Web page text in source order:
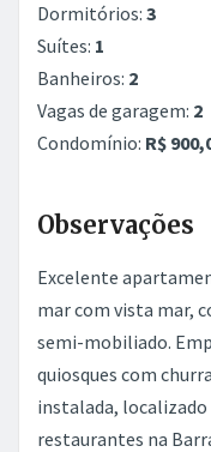
Dormitórios: 3
Suítes: 1
Banheiros: 2
Vagas de garagem: 2
Condomínio: R$
Observações
Excelente
mar com vista mar,
semi-mobiliado.
quiosques com
instalada, localizado
restaurantes na